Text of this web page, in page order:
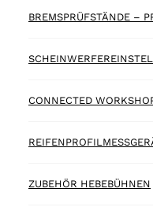
BREMSPRÜFSTÄNDE –
CONNECTED
ZUBEHÖR HEBEBÜHNEN